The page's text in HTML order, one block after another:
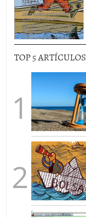
TOP 5 ARTÍCULOS